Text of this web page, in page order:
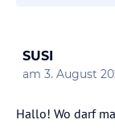
SUSI
am 3. August
Hallo! Wo darf